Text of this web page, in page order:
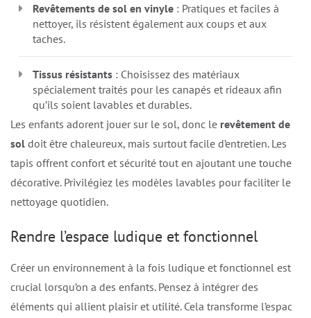
Revêtements de sol en vinyle : Pratiques et faciles à
nettoyer, ils résistent également aux coups et aux
taches.
Tissus résistants : Choisissez des matériaux
spécialement traités pour les canapés et rideaux afin
qu’ils soient lavables et durables.
Les enfants adorent jouer sur le sol, donc le revêtement de
sol doit être chaleureux, mais surtout facile d’entretien. Les
tapis offrent confort et sécurité tout en ajoutant une touche
décorative. Privilégiez les modèles lavables pour faciliter le
nettoyage quotidien.
Rendre l’espace ludique et fonctionnel
Créer un environnement à la fois ludique et fonctionnel est
crucial lorsqu’on a des enfants. Pensez à intégrer des
éléments qui allient plaisir et utilité. Cela transforme l’espace